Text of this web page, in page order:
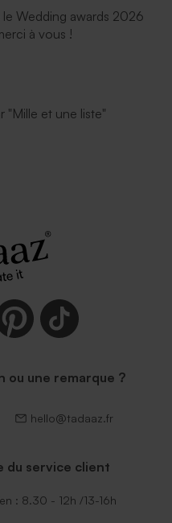
Wedding awards 2026
à vous !
"Mille et une liste"
ou une remarque ?
hello@tadaaz.fr
du service client
: 8.30 - 12h /13-16h